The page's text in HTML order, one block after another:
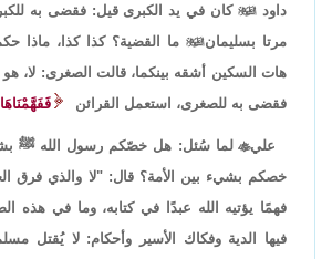
داود كان في يد الكبرى قيل: فقضى به
مرتا بسليمان ما القضية؟ كذا كذا، ماذا
هات السكين أشقه بينكما، قالت الصغرى: لا، هو
فقضى به للصغرى، استعمل القرائن
علي لما سُئل: هل خصّكم رسول الله ﷺ
خصكم بشيء بين الأمة؟ قال: "لا والذي فرق
فهمًا يؤتيه الله عبدًا في كتابه، وما في هذه
فيها الدية وفكاك الأسير وأحكام: لا يُقتل